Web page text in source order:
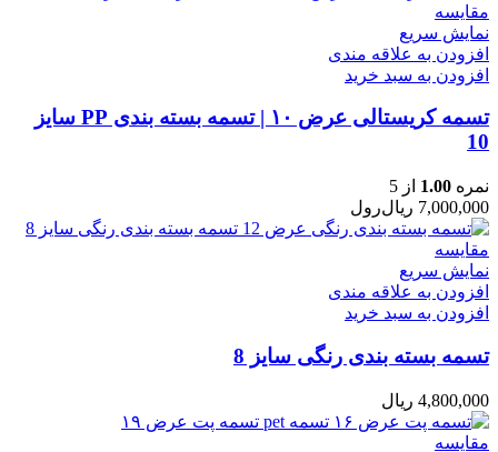
مقایسه
نمایش سریع
افزودن به علاقه مندی
افزودن به سبد خرید
تسمه کریستالی عرض ۱۰ | تسمه بسته بندی PP سایز
10
نمره 1.00 از 5
7,000,000 ریالرول
مقایسه
نمایش سریع
افزودن به علاقه مندی
افزودن به سبد خرید
تسمه بسته بندی رنگی سایز 8
4,800,000 ریال
مقایسه